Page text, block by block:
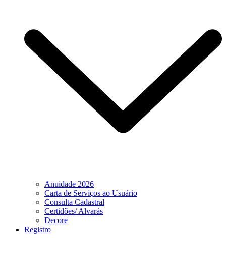
Anuidade 2026
Carta de Serviços ao Usuário
Consulta Cadastral
Certidões/ Alvarás
Decore
Registro